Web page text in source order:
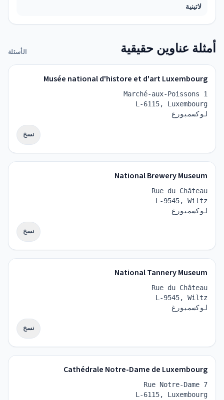
لاتينية
أمثلة عناوين حقيقية الأسئلة
Musée national d'histore et d'art Luxembourg
Marché-aux-Poissons 1
L-6115, Luxembourg
لوكسمبورغ
نسخ
National Brewery Museum
Rue du Château
L-9545, Wiltz
لوكسمبورغ
نسخ
National Tannery Museum
Rue du Château
L-9545, Wiltz
لوكسمبورغ
نسخ
Cathédrale Notre-Dame de Luxembourg
Rue Notre-Dame 7
L-6115, Luxembourg